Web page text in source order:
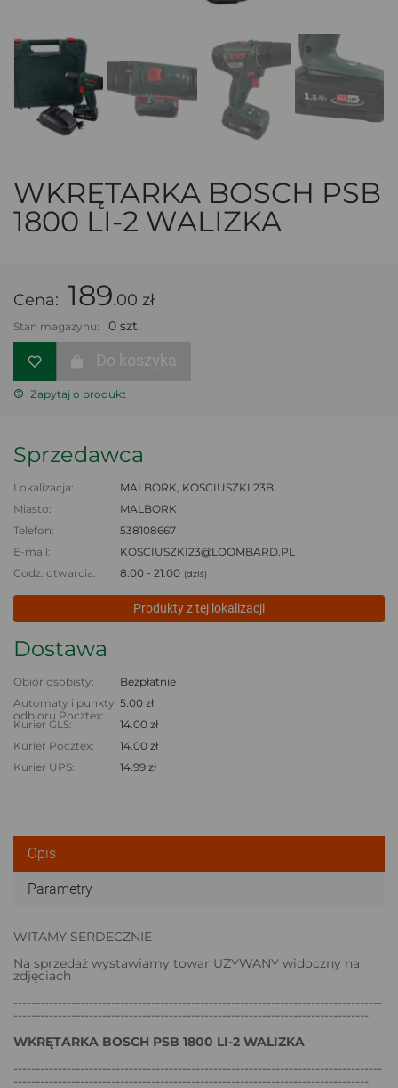
WKRĘTARKA BOSCH PSB
1800 LI-2 WALIZKA
Cena: 189.00 zł
Stan magazynu: 0 szt.
Do koszyka
Zapytaj o produkt
Sprzedawca
Lokalizacja:
MALBORK, KOŚCIUSZKI 23B
Miasto:
MALBORK
Telefon:
538108667
E-mail:
KOSCIUSZKI23@LOOMBARD.PL
Godz. otwarcia:
8:00 - 21:00 (dziś)
Produkty z tej lokalizacji
Dostawa
Obiór osobisty:
Bezpłatnie
Automaty i punkty
odbioru Pocztex:
5.00 zł
Kurier GLS:
14.00 zł
Kurier Pocztex:
14.00 zł
Kurier UPS:
14.99 zł
Opis
Parametry
WITAMY SERDECZNIE
Na sprzedaż wystawiamy towar UŻYWANY widoczny na
zdjęciach
-----------------------------------------------------------------------------------
--------------------------------------------------------------------------------
WKRĘTARKA BOSCH PSB 1800 LI-2 WALIZKA
-----------------------------------------------------------------------------------
--------------------------------------------------------------------------------